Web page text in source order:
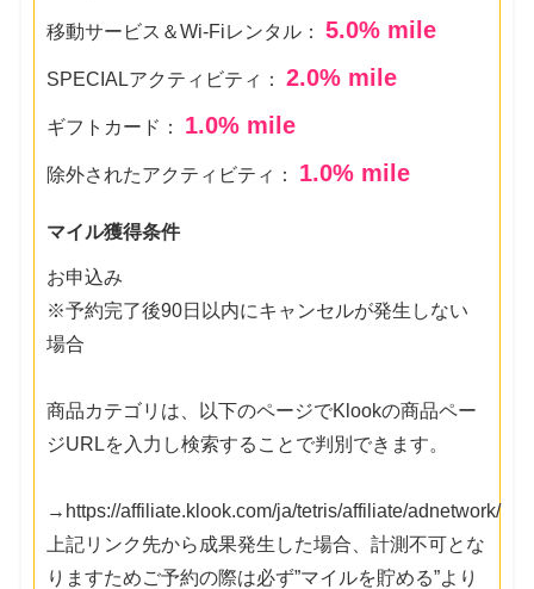
移動サービス＆Wi-Fiレンタル：5.0% mile
SPECIALアクティビティ：2.0% mile
ギフトカード： 1.0% mile
除外されたアクティビティ： 1.0% mile
マイル獲得条件
お申込み
※予約完了後90日以内にキャンセルが発生しない
場合
商品カテゴリは、以下のページでKlookの商品ペー
ジURLを入力し検索することで判別できます。
→https://affiliate.klook.com/ja/tetris/affiliate/adnetwork/
上記リンク先から成果発生した場合、計測不可とな
りますためご予約の際は必ず”マイルを貯める”より